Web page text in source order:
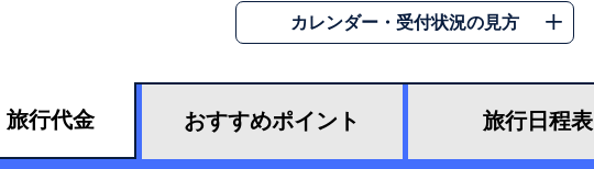
カレンダー・受付状況の見方
旅行代金 おすすめポイント 旅行日程表